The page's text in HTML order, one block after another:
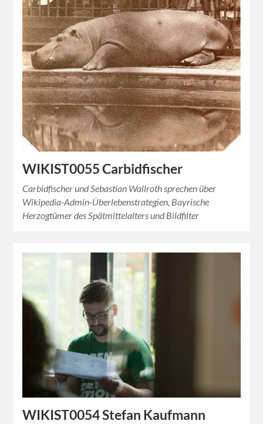
WIKIST0055 Carbidfischer
Carbidfischer und Sebastian Wallroth sprechen über
Wikipedia-Admin-Überlebenstrategien, Bayrische
Herzogtümer des Spätmittelalters und Bildfilter
WIKIST0054 Stefan Kaufmann